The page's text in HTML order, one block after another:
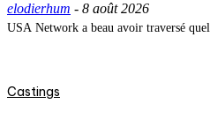
elodierhum - 8 août 2026
USA Network a beau avoir traversé
Castings